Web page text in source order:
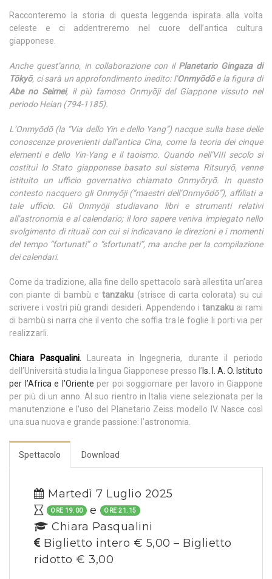
Racconteremo la storia di questa leggenda ispirata alla volta
celeste e ci addentreremo nel cuore dell’antica cultura
giapponese.
Anche quest’anno, in collaborazione con il Planetario Gingaza di
Tōkyō, ci sarà un approfondimento inedito: l’Onmyōdōe la figura di
Abe no Seimei, il più famoso Onmyōji del Giappone vissuto nel
periodo Heian (794-1185).
L’Onmyōdō (la “Via dello Yin e dello Yang”) nacque sulla base delle
conoscenze provenienti dall’antica Cina, come la teoria dei cinque
elementi e dello Yin-Yang e il taoismo. Quando nell’VIII secolo si
costituì lo Stato giapponese basato sul sistema Ritsuryō, venne
istituito un ufficio governativo chiamato Onmyōryō. In questo
contesto nacquero gli Onmyōji (“maestri dell’Onmyōdō”), affiliati a
tale ufficio. Gli Onmyōji studiavano libri e strumenti relativi
all’astronomia e al calendario; il loro sapere veniva impiegato nello
svolgimento di rituali con cui si indicavano le direzioni e i momenti
del tempo “fortunati” o “sfortunati”, ma anche per la compilazione
dei calendari.
Come da tradizione, alla fine dello spettacolo sarà allestita un’area
con piante di bambù etanzaku (strisce di carta colorata) su cui
scrivere i vostri più grandi desideri. Appendendo i tanzakuai rami
di bambù si narra che il vento che soffia tra le foglie li porti via per
realizzarli.
Chiara Pasqualini. Laureata in Ingegneria, durante il periodo
dell’Università studia la lingua Giapponese presso l’ Is. I. A. O. Istituto
per l’Africa e l’Oriente per poi soggiornare per lavoro in Giappone
per più di un anno. Al suo rientro in Italia viene selezionata per la
manutenzione e l’uso del Planetario Zeiss modello IV. Nasce così
una sua nuova e grande passione: l’astronomia.
Spettacolo Download
Martedì 7 Luglio 2025
ORE 19.00 e ORE 21.15
Chiara Pasqualini
Biglietto intero € 5,00 – Biglietto
ridotto € 3,00